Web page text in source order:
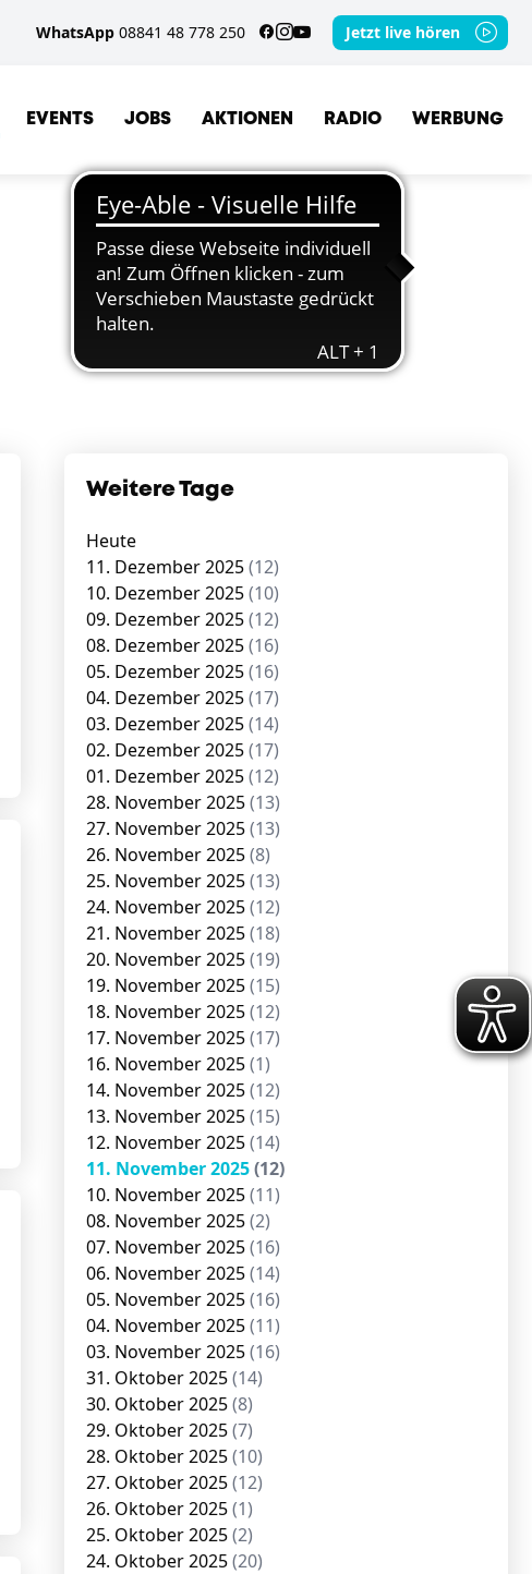
WhatsApp 08841 48 778 250 Jetzt live hören
EVENTS JOBS AKTIONEN RADIO WERBUNG
Weitere Tage
Heute
11. Dezember 2025(12)
10. Dezember 2025(10)
09. Dezember 2025(12)
08. Dezember 2025(16)
05. Dezember 2025(16)
04. Dezember 2025(17)
03. Dezember 2025(14)
02. Dezember 2025(17)
01. Dezember 2025(12)
28. November 2025(13)
27. November 2025(13)
26. November 2025(8)
25. November 2025(13)
24. November 2025(12)
21. November 2025(18)
20. November 2025(19)
19. November 2025(15)
18. November 2025(12)
17. November 2025(17)
16. November 2025(1)
14. November 2025(12)
13. November 2025(15)
12. November 2025(14)
11. November 2025(12)
10. November 2025(11)
08. November 2025(2)
07. November 2025(16)
06. November 2025(14)
05. November 2025(16)
04. November 2025(11)
03. November 2025(16)
31. Oktober 2025(14)
30. Oktober 2025(8)
29. Oktober 2025(7)
28. Oktober 2025(10)
27. Oktober 2025(12)
26. Oktober 2025(1)
25. Oktober 2025(2)
24. Oktober 2025(20)